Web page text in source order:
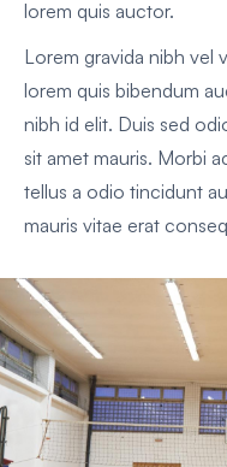
lorem quis auctor.
Lorem gravida nibh vel
lorem quis bibendum
nibh id elit. Duis sed
sit amet mauris. Morbi
tellus a odio tincidunt
mauris vitae erat